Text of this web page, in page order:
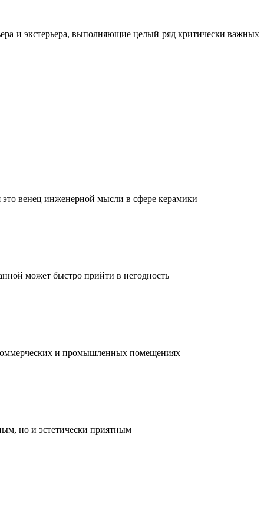
и экстерьера, выполняющие целый ряд критически важных
венец инженерной мысли в сфере керамики
может быстро прийти в негодность
и промышленных помещениях
но и эстетически приятным